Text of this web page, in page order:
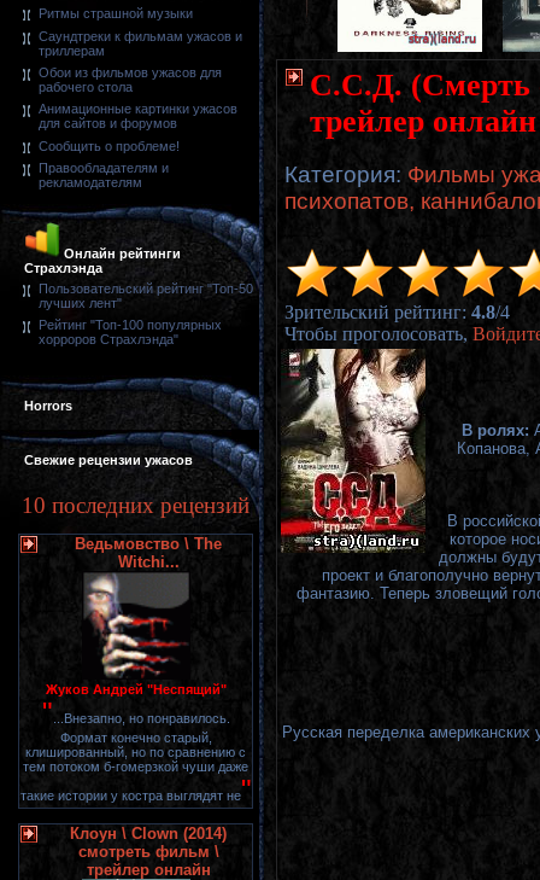
Ритмы страшной музыки
Саундтреки к фильмам ужасов и
триллерам
Обои из фильмов ужасов для
рабочего стола
Анимационные картинки ужасов
для сайтов и форумов
Сообщить о проблеме!
Правообладателям и
рекламодателям
Онлайн рейтинги
Страхлэнда
Пользовательский рейтинг "Топ-50
лучших лент"
Рейтинг "Топ-100 популярных
хорроров Страхлэнда"
Horrors
Свежие рецензии ужасов
10 последних рецензий
Ведьмовство \ The
Witchi...
Жуков Андрей "Неспящий"
" ...Внезапно, но понравилось.
Формат конечно старый,
клишированный, но по сравнению с
тем потоком б-гомерзкой чуши даже
такие истории у костра выглядят не"
Клоун \ Clown (2014)
смотреть фильм \
трейлер онлайн
С.С.Д. (Смерть
трейлер
Категория: Фильмы
психопатов,
Зрительский рейтинг: 4.8/4
Чтобы проголосовать,
В ролях:
Копанова,
В
которое
должны
проект и благополучно
фантазию. Теперь зловещий
Русская переделка